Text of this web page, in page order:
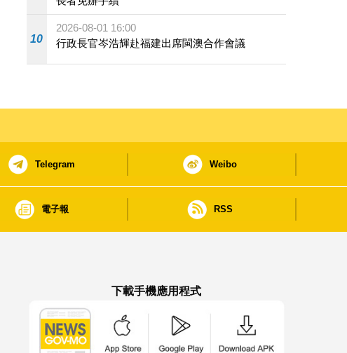
10
2026-08-01 16:00
行政長官岑浩輝赴福建出席閩澳合作會議
Telegram Weibo
電子報 RSS
下載手機應用程式